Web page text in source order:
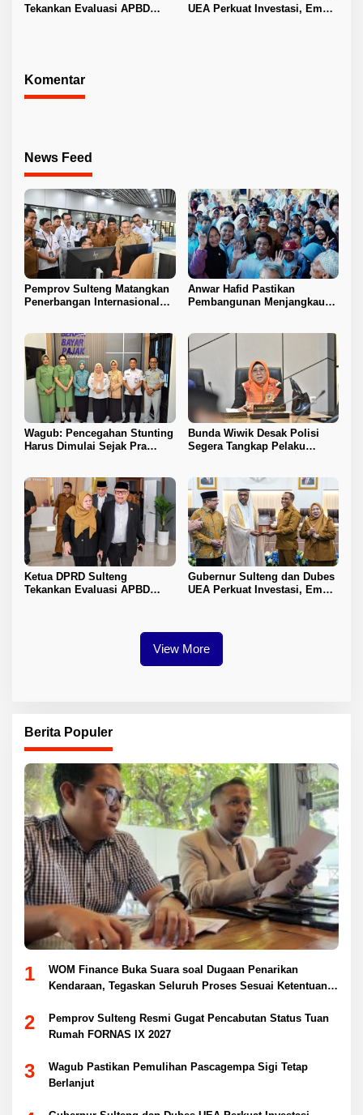
Tekankan Evaluasi APBD
UEA Perkuat Investasi, Empat
Komentar
News Feed
Pemprov Sulteng Matangkan
Penerbangan Internasional
Anwar Hafid Pastikan
Pembangunan Menjangkau
Wagub: Pencegahan Stunting
Harus Dimulai Sejak Pra
Bunda Wiwik Desak Polisi
Segera Tangkap Pelaku
Ketua DPRD Sulteng
Tekankan Evaluasi APBD
Gubernur Sulteng dan Dubes
UEA Perkuat Investasi, Empat
View More
Berita Populer
1
WOM Finance Buka Suara soal Dugaan Penarikan
Kendaraan, Tegaskan Seluruh Proses Sesuai Ketentuan
2
Pemprov Sulteng Resmi Gugat Pencabutan Status Tuan
Rumah FORNAS IX 2027
3
Wagub Pastikan Pemulihan Pascagempa Sigi Tetap
Berlanjut